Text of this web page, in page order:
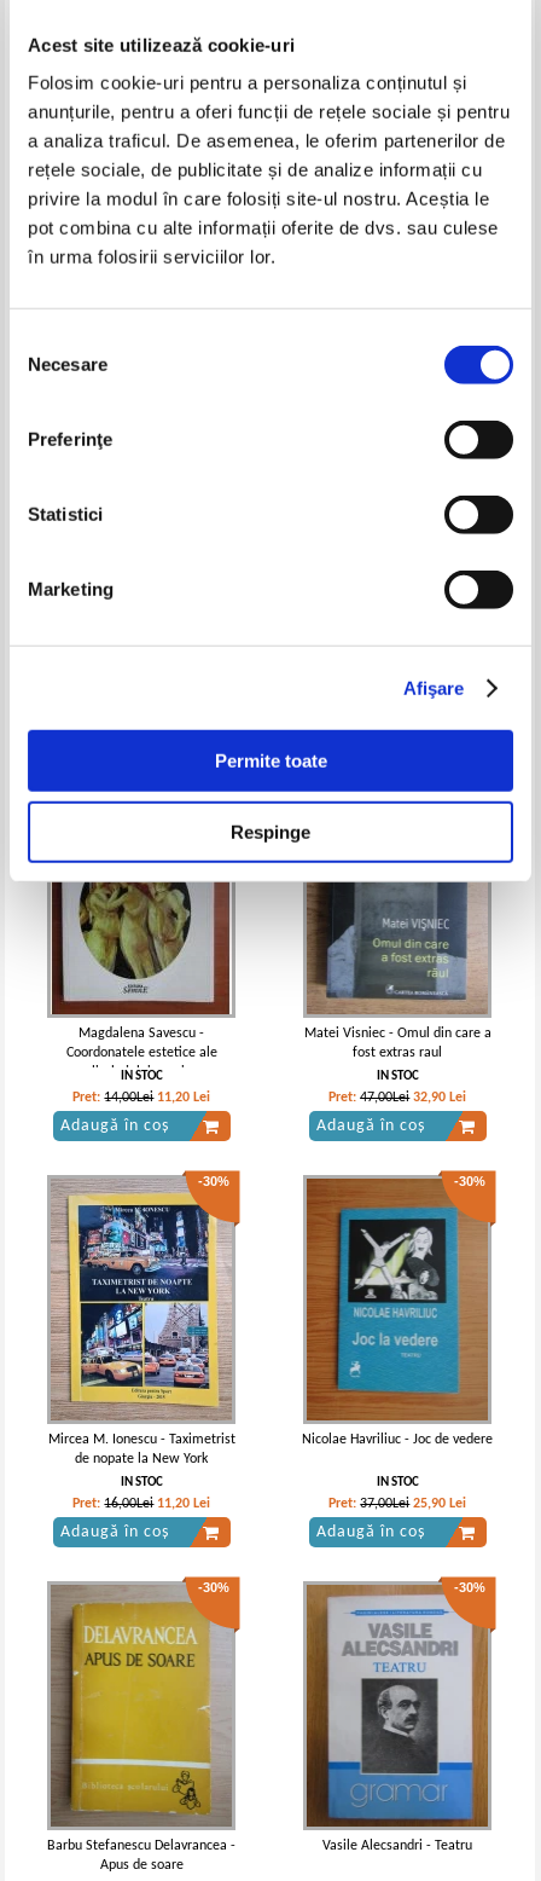
Acest site utilizează cookie-uri
Folosim cookie-uri pentru a personaliza conținutul și
anunțurile, pentru a oferi funcții de rețele sociale și pentru
a analiza traficul. De asemenea, le oferim partenerilor de
rețele sociale, de publicitate și de analize informații cu
privire la modul în care folosiți site-ul nostru. Aceștia le
pot combina cu alte informații oferite de dvs. sau culese
în urma folosirii serviciilor lor.
consimțământului
Necesare
Preferinţe
Statistici
Marketing
Afişare
Permite toate
Respinge
Gib I. Mihaescu - Opere
IN STOC
Adaugă în coș
Andrei Marinescu - Patru piese
Adaugă în coș
Nils
-30%
15,00Lei 10,50 Lei
Magdalena Savescu -
Coordonatele estetice ale
limbajului scenic
IN STOC
Pret:14,00Lei 11,20 Lei
Adaugă în coș
Matei Visniec - Omul din care a
fost extras raul
IN STOC
Pret:47,00Lei 32,90 Lei
Adaugă în coș
-30%
Mircea M. Ionescu - Taximetrist
de nopate la New York
IN STOC
Pret:16,00Lei 11,20 Lei
Adaugă în coș
-30%
Nicolae Havriliuc - Joc de vedere
IN STOC
Pret:37,00Lei 25,90 Lei
Adaugă în coș
-30%
Barbu Stefanescu Delavrancea -
Apus de soare
-30%
Vasile Alecsandri - Teatru